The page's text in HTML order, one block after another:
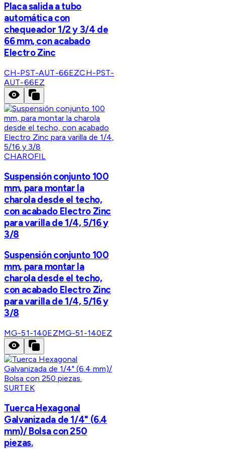
Placa salida a tubo
automática con
chequeador 1/2 y 3/4 de
66 mm, con acabado
Electro Zinc
CH-PST-AUT-66EZCH-PST-
AUT-66EZ
CHAROFIL
Suspensión conjunto 100
mm, para montar la
charola desde el techo,
con acabado Electro Zinc
para varilla de 1/4, 5/16 y
3/8
Suspensión conjunto 100
mm, para montar la
charola desde el techo,
con acabado Electro Zinc
para varilla de 1/4, 5/16 y
3/8
MG-51-140EZMG-51-140EZ
SURTEK
Tuerca Hexagonal
Galvanizada de 1/4" (6.4
mm)/ Bolsa con 250
piezas.